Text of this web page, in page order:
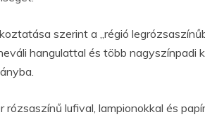
szerint a „régió
hangulattal és több nagyszínpadi
rózsaszínű lufival, lampionokkal és